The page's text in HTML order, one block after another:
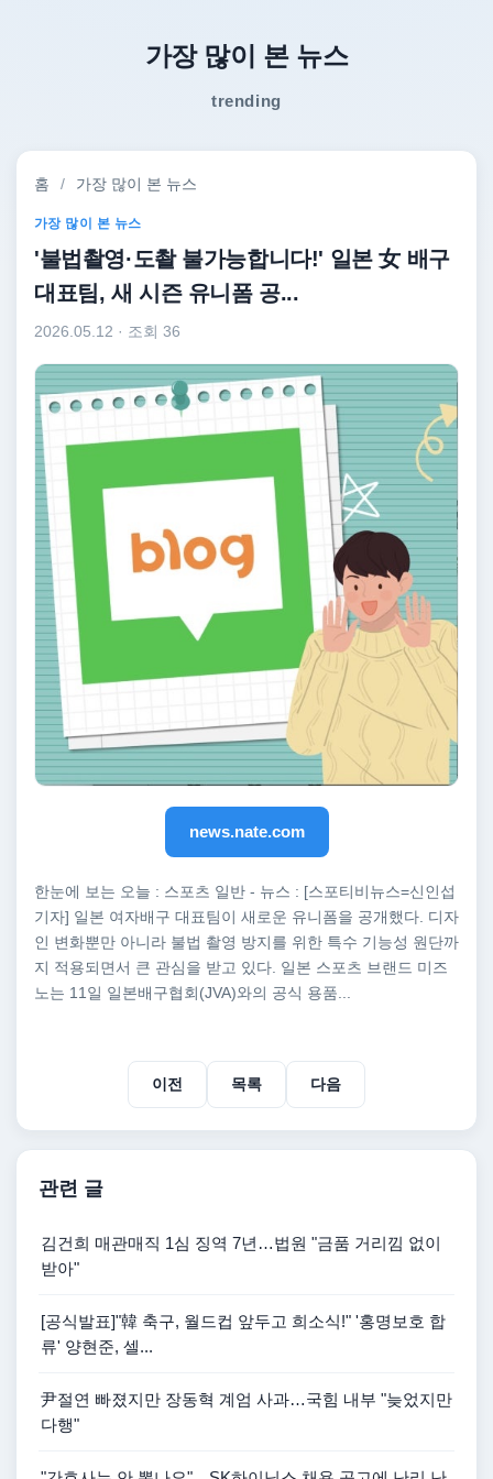
가장 많이 본 뉴스
trending
홈 / 가장 많이 본 뉴스
가장 많이 본 뉴스
'불법촬영·도촬 불가능합니다!' 일본 女 배구
대표팀, 새 시즌 유니폼 공...
2026.05.12 · 조회 36
news.nate.com
한눈에 보는 오늘 : 스포츠 일반 - 뉴스 : [스포티비뉴스=신인섭
기자] 일본 여자배구 대표팀이 새로운 유니폼을 공개했다. 디자
인 변화뿐만 아니라 불법 촬영 방지를 위한 특수 기능성 원단까
지 적용되면서 큰 관심을 받고 있다. 일본 스포츠 브랜드 미즈
노는 11일 일본배구협회(JVA)와의 공식 용품...
이전 목록 다음
관련 글
김건희 매관매직 1심 징역 7년…법원 "금품 거리낌 없이
받아"
[공식발표]"韓 축구, 월드컵 앞두고 희소식!" '홍명보호 합
류' 양현준, 셀...
尹절연 빠졌지만 장동혁 계엄 사과…국힘 내부 "늦었지만
다행"